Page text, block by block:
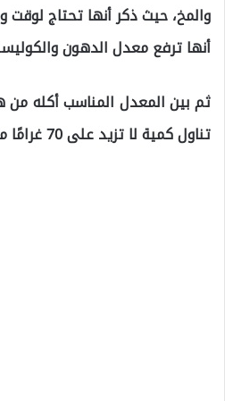
والمخ، حيث ذكر أنها تحتاج
أنها ترفع معدل الدهون
ثم بين المعدل المناسب أكله من
تناول كمية لا تزيد على 70 غرامًا منه، وفقًا لـ”سبوتنيك”.